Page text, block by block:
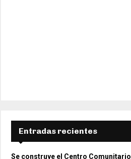
Entradas recientes
Se construye el Centro Comunitario